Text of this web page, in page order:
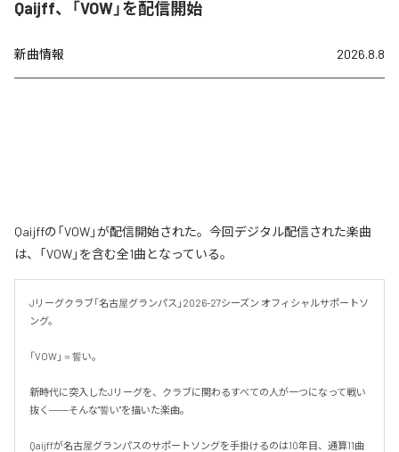
Qaijff、「VOW」を配信開始
新曲情報 2026.8.8
Qaijffの「VOW」が配信開始された。今回デジタル配信された楽曲
は、「VOW」を含む全1曲となっている。
Jリーグクラブ「名古屋グランパス」2026-27シーズン オフィシャルサポートソ
ング。
「VOW」＝誓い。
新時代に突入したJリーグを、クラブに関わるすべての人が一つになって戦い
抜く――そんな"誓い"を描いた楽曲。
Qaijffが名古屋グランパスのサポートソングを手掛けるのは10年目、通算11曲